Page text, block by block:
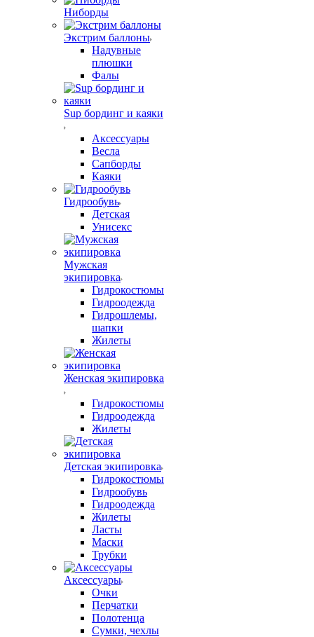
Ниборды
Экстрим баллоны
Надувные
плюшки
Фалы
Sup бординг и каяки
Аксессуары
Весла
Сапборды
Каяки
Гидрообувь
Детская
Унисекс
Мужская
экипировка
Гидрокостюмы
Гидроодежда
Гидрошлемы,
шапки
Жилеты
Женская экипировка
Гидрокостюмы
Гидроодежда
Жилеты
Детская экипировка
Гидрокостюмы
Гидрообувь
Гидроодежда
Жилеты
Ласты
Маски
Трубки
Аксессуары
Очки
Перчатки
Полотенца
Сумки, чехлы